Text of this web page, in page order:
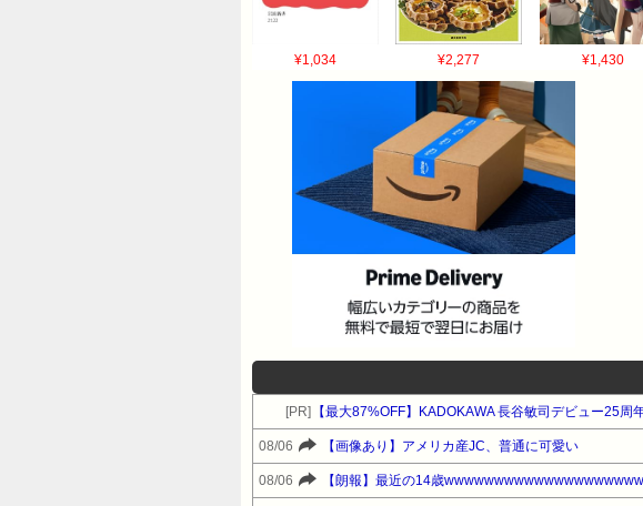
¥1,034 ¥2,277 ¥1,430
[PR] 【最大87%OFF】KADOKAWA 長谷敏司デビュー25周
08/06 【画像あり】アメリカ産JC、普通に可愛い
08/06 【朗報】最近の14歳